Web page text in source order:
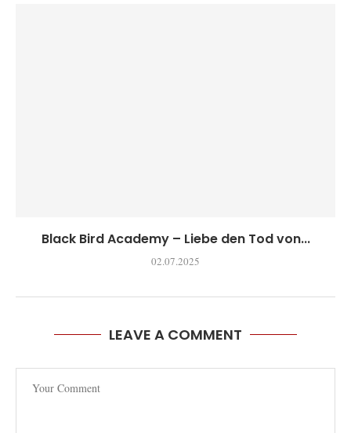
Black Bird Academy – Liebe den Tod von...
02.07.2025
LEAVE A COMMENT